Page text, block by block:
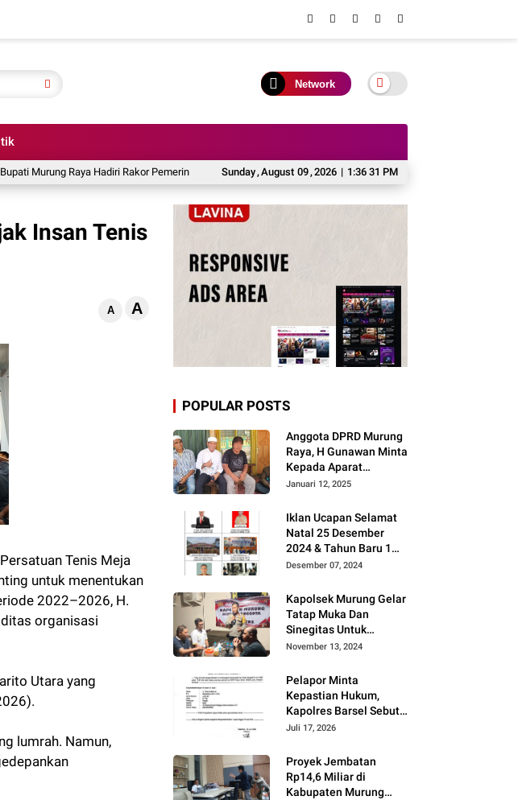
Network
Sunday,August 09,2026 | 1:36 32 PM
Murung Raya Hadiri Rakor Pemerintahan Desa/Kelurahan se-Kalteng Taufik Nugraha Dorong Penambahan
Insan Tenis
A A
Tenis Meja
untuk menentukan
2022–2026, H.
organisasi
Utara yang
lumrah. Namun,
POPULAR POSTS
Anggota DPRD Murung
Raya, H Gunawan Minta
Kepada Aparat
Berantas judi dan
Instruksi Presiden RI
Januari 12, 2025
Iklan Ucapan Selamat
Natal 25 Desember
2024 & Tahun Baru 1
Januari 2025
Desember 07, 2024
Kapolsek Murung Gelar
Tatap Muka Dan
Sinegitas Untuk
Menjaga Situasi
Kondusif Dengan Insan
Pers
November 13, 2024
Pelapor Minta
Kepastian Hukum,
Kapolres Barsel Sebut
Dugaan Penyerobotan
Juli 17, 2026
Proyek Jembatan
Rp14,6 Miliar di
Kabupaten Murung